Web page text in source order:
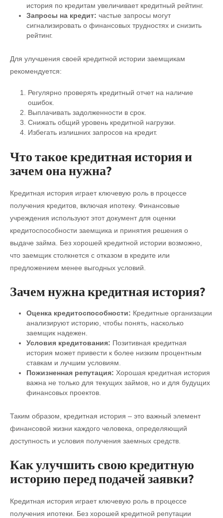
история по кредитам увеличивает кредитный рейтинг.
Запросы на кредит: частые запросы могут
сигнализировать о финансовых трудностях и снизить
рейтинг.
Для улучшения своей кредитной истории заемщикам
рекомендуется:
Регулярно проверять кредитный отчет на наличие
ошибок.
Выплачивать задолженности в срок.
Снижать общий уровень кредитной нагрузки.
Избегать излишних запросов на кредит.
Что такое кредитная история и
зачем она нужна?
Кредитная история играет ключевую роль в процессе
получения кредитов, включая ипотеку. Финансовые
учреждения используют этот документ для оценки
кредитоспособности заемщика и принятия решения о
выдаче займа. Без хорошей кредитной истории возможно,
что заемщик столкнется с отказом в кредите или
предложением менее выгодных условий.
Зачем нужна кредитная история?
Оценка кредитоспособности: Кредитные организации
анализируют историю, чтобы понять, насколько
заемщик надежен.
Условия кредитования: Позитивная кредитная
история может привести к более низким процентным
ставкам и лучшим условиям.
Пожизненная репутация: Хорошая кредитная история
важна не только для текущих займов, но и для будущих
финансовых проектов.
Таким образом, кредитная история – это важный элемент
финансовой жизни каждого человека, определяющий
доступность и условия получения заемных средств.
Как улучшить свою кредитную
историю перед подачей заявки?
Кредитная история играет ключевую роль в процессе
получения ипотеки. Без хорошей кредитной репутации